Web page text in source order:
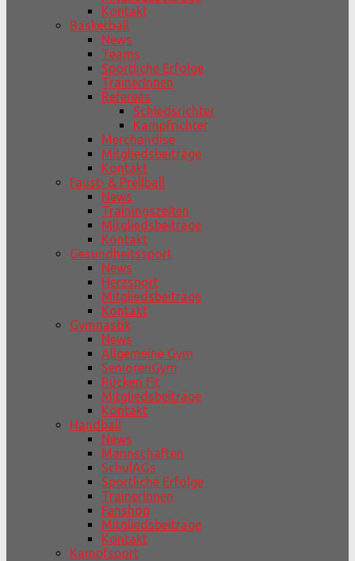
Kontakt
Basketball
News
Teams
Sportliche Erfolge
TrainerInnen
Referees
Schiedsrichter
Kampfrichter
Merchandise
Mitgliedsbeiträge
Kontakt
Faust- & Prellball
News
Trainingszeiten
Mitgliedsbeiträge
Kontakt
Gesundheitssport
News
Herzsport
Mitgliedsbeiträge
Kontakt
Gymnastik
News
Allgemeine Gym
SeniorenGym
Rücken Fit
Mitgliedsbeiträge
Kontakt
Handball
News
Mannschaften
SchulAGs
Sportliche Erfolge
TrainerInnen
Fanshop
Mitgliedsbeiträge
Kontakt
Kampfsport